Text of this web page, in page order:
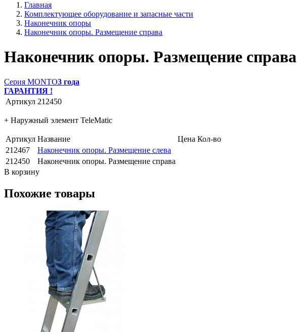
Главная
Комплектующее оборудование и запасные части
Наконечник опоры
Наконечник опоры. Размещение справа
Наконечник опоры. Размещение справа
Серия MONTO3 года
ГАРАНТИЯ !
Артикул 212450
+ Наружный элемент TeleMatic
Артикул Название Цена Кол-во
212467
Наконечник опоры. Размещение слева
212450
Наконечник опоры. Размещение справа
В корзину
Похожие товары